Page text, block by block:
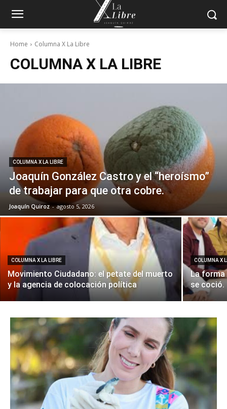
Home Columna X La Libre
COLUMNA X LA LIBRE
COLUMNA X LA LIBRE
Joaquín González Castro y el “heroísmo”
de trabajar para que otra cobre.
Joaquín Quiroz - agosto 5, 2026
COLUMNA X LA LIBRE
Movimiento Ciudadano: el petate del muerto
y la agencia de colocación política
COLUMNA X
La
se coció.